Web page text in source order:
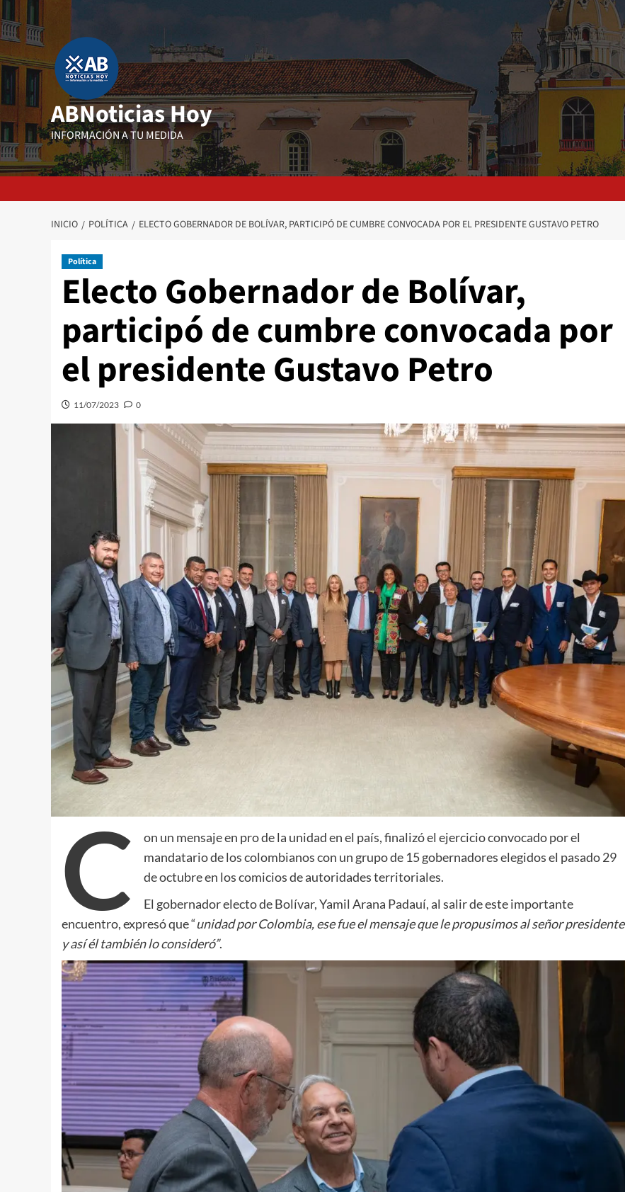
al
contenido
ABNoticias Hoy
INFORMACIÓN A TU MEDIDA
INICIO POLÍTICA ELECTO GOBERNADOR DE BOLÍVAR, PARTICIPÓ DE CUMBRE CONVOCADA POR EL PRESIDENTE GUSTAVO PETRO
Política
Electo Gobernador de Bolívar,
participó de cumbre convocada por
el presidente Gustavo Petro
11/07/2023 0
C
on un mensaje en pro de la unidad en el país, finalizó el ejercicio convocado por el
mandatario de los colombianos con un grupo de 15 gobernadores elegidos el pasado 29
de octubre en los comicios de autoridades territoriales.
El gobernador electo de Bolívar, Yamil Arana Padauí, al salir de este importante
encuentro, expresó que “unidad por Colombia, ese fue el mensaje que le propusimos al señor presidente
y así él también lo consideró”.